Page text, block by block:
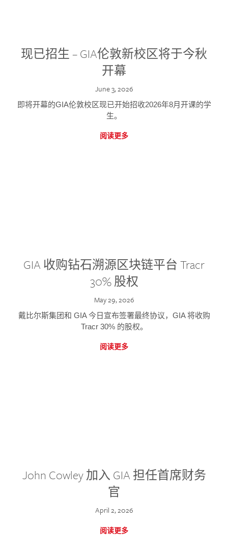
现已招生 – GIA伦敦新校区将于今秋
开幕
June 3, 2026
即将开幕的GIA伦敦校区现已开始招收2026年8月开课的学
生。
阅读更多
GIA 收购钻石溯源区块链平台 Tracr
30% 股权
May 29, 2026
戴比尔斯集团和 GIA 今日宣布签署最终协议，GIA 将收购
Tracr 30% 的股权。
阅读更多
John Cowley 加入 GIA 担任首席财务
官
April 2, 2026
阅读更多